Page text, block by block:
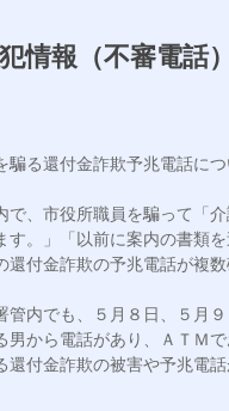
情報（不審電話）
騙る還付金詐欺予兆電話につ
、市役所職員を騙って「
す。」「以前に案内の書類
還付金詐欺の予兆電話が複
内でも、５月８日、５月９
男から電話があり、ＡＴＭ
還付金詐欺の被害や予兆電話